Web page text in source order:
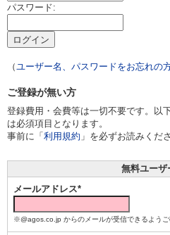
パスワード:
（ユーザー名、パスワードをお忘れの
ご登録が無い方
登録費用・会費等は一切不要です。以
は必須項目となります。
事前に「 利用規約 」を必ずお読みくだ
無料ユーザ
メールアドレス*
※@agos.co.jp からのメールが受信できるようご